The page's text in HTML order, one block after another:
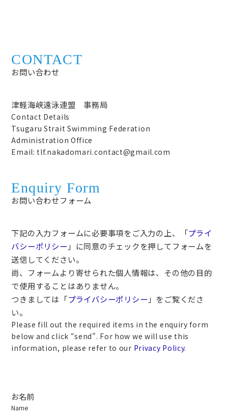
CONTACT
お問い合わせ
津軽海峡遠泳連盟 事務局
Contact Details
Tsugaru Strait Swimming Federation
Administration Office
Email: tlf.nakadomari.contact@gmail.com
Enquiry Form
お問い合わせフォーム
下記の入力フォームに必要事項をご入力の上、「プライ
バシーポリシー 」に同意のチェックを押してフォームを
送信してください。
尚、フォームより寄せられた個人情報は、その他の目的
で使用することはありません。
つきましては「プライバシーポリシー 」をご覧くださ
い。
Please fill out the required items in the enquiry form
below and click “send”. For how we will use this
information, please refer to our Privacy Policy.
お名前
Name